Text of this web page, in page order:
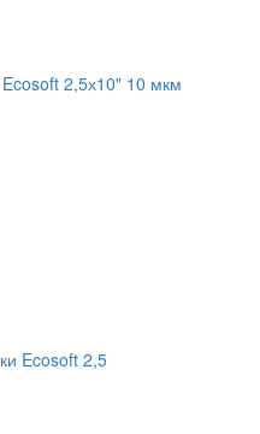
Ecosoft 2,5х10" 10 мкм